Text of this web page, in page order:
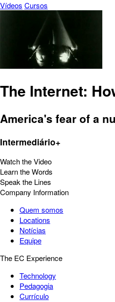
Vídeos Cursos
The Internet:
America's fear of a
Intermediário+
Watch the Video
Learn the Words
Speak the Lines
Company Information
Quem somos
Locations
Notícias
Equipe
The EC Experience
Technology
Pedagogia
Currículo